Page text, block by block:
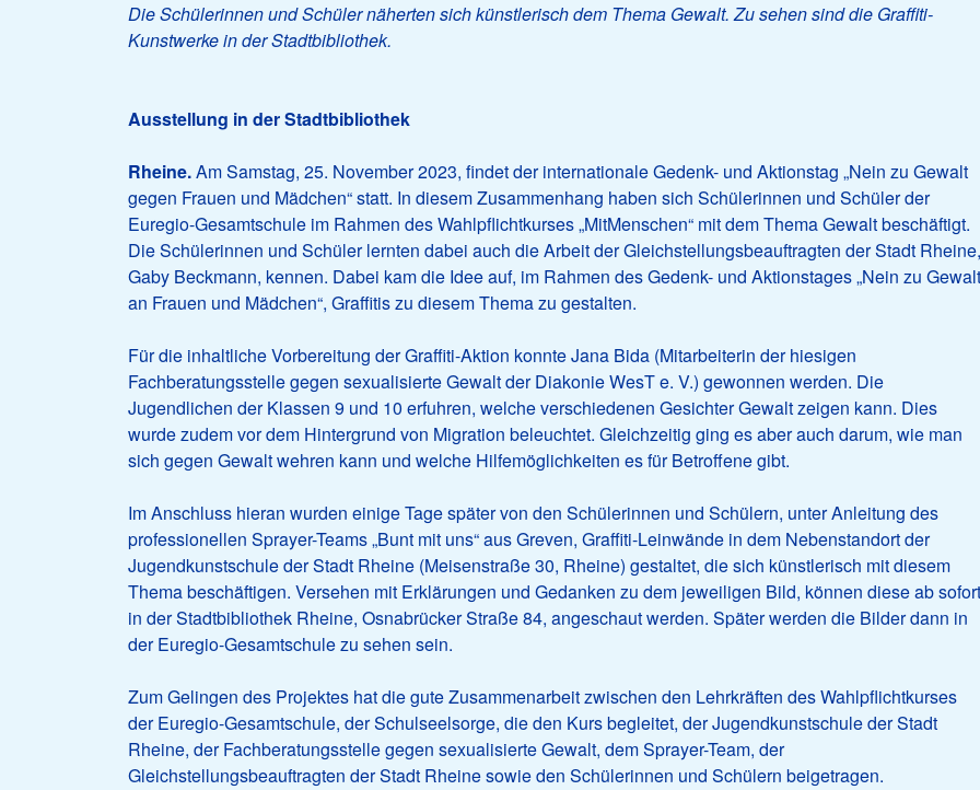
Die Schülerinnen und Schüler näherten sich künstlerisch dem Thema Gewalt. Zu sehen sind die Graffiti-
Kunstwerke in der Stadtbibliothek.
Ausstellung in der Stadtbibliothek
Rheine.Am Samstag, 25. November 2023, findet der internationale Gedenk- und Aktionstag „Nein zu Gewalt
gegen Frauen und Mädchen“ statt. In diesem Zusammenhang haben sich Schülerinnen und Schüler der
Euregio-Gesamtschule im Rahmen des Wahlpflichtkurses „MitMenschen“ mit dem Thema Gewalt beschäftigt.
Die Schülerinnen und Schüler lernten dabei auch die Arbeit der Gleichstellungsbeauftragten der Stadt Rheine,
Gaby Beckmann, kennen. Dabei kam die Idee auf, im Rahmen des Gedenk- und Aktionstages „Nein zu Gewalt
an Frauen und Mädchen“, Graffitis zu diesem Thema zu gestalten.
Für die inhaltliche Vorbereitung der Graffiti-Aktion konnte Jana Bida (Mitarbeiterin der hiesigen
Fachberatungsstelle gegen sexualisierte Gewalt der Diakonie WesT e. V.) gewonnen werden. Die
Jugendlichen der Klassen 9 und 10 erfuhren, welche verschiedenen Gesichter Gewalt zeigen kann. Dies
wurde zudem vor dem Hintergrund von Migration beleuchtet. Gleichzeitig ging es aber auch darum, wie man
sich gegen Gewalt wehren kann und welche Hilfemöglichkeiten es für Betroffene gibt.
Im Anschluss hieran wurden einige Tage später von den Schülerinnen und Schülern, unter Anleitung des
professionellen Sprayer-Teams „Bunt mit uns“ aus Greven, Graffiti-Leinwände in dem Nebenstandort der
Jugendkunstschule der Stadt Rheine (Meisenstraße 30, Rheine) gestaltet, die sich künstlerisch mit diesem
Thema beschäftigen. Versehen mit Erklärungen und Gedanken zu dem jeweiligen Bild, können diese ab sofort
in der Stadtbibliothek Rheine, Osnabrücker Straße 84, angeschaut werden. Später werden die Bilder dann in
der Euregio-Gesamtschule zu sehen sein.
Zum Gelingen des Projektes hat die gute Zusammenarbeit zwischen den Lehrkräften des Wahlpflichtkurses
der Euregio-Gesamtschule, der Schulseelsorge, die den Kurs begleitet, der Jugendkunstschule der Stadt
Rheine, der Fachberatungsstelle gegen sexualisierte Gewalt, dem Sprayer-Team, der
Gleichstellungsbeauftragten der Stadt Rheine sowie den Schülerinnen und Schülern beigetragen.